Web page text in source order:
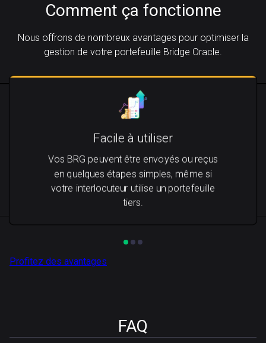
Comment ça fonctionne
Nous offrons de nombreux avantages pour optimiser la
gestion de votre portefeuille Bridge Oracle.
Facile à utiliser
Vos BRG peuvent être envoyés ou reçus
en quelques étapes simples, même si
votre interlocuteur utilise un portefeuille
tiers.
Profitez des avantages
FAQ